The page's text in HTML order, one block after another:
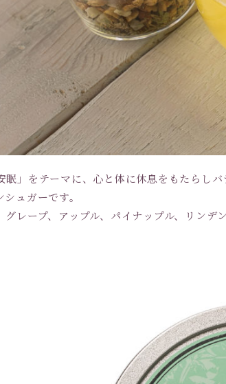
眠」をテーマに、心と体に休息をもたらし
ュガーです。
グレープ、アップル、パイナップル、リン